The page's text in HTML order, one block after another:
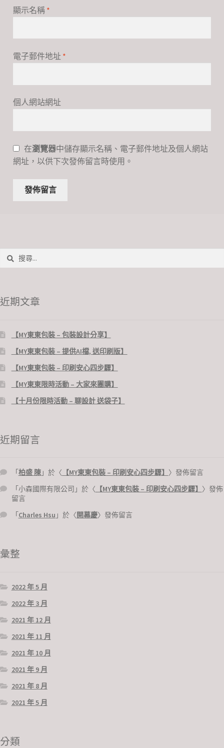
顯示名稱 *
電子郵件地址 *
個人網站網址
在瀏覽器中儲存顯示名稱、電子郵件地址及個人網站
網址，以供下次發佈留言時使用。
近期文章
【MY東東包裝 – 包裝設計分享】
【MY東東包裝 – 提供AI檔, 送印刷版】
【MY東東包裝 – 印刷安心四步驟】
【MY東東限時活動 – 大家來團購】
【十月份限時活動 – 聊設計 送袋子】
近期留言
「柏盛 陳」於〈 【MY東東包裝 – 印刷安心四步驟】 〉發佈留言
「小森國際有限公司 」於〈 【MY東東包裝 – 印刷安心四步驟】 〉發佈
留言
「Charles Hsu 」於〈開幕慶〉發佈留言
彙整
2022 年 5 月
2022 年 3 月
2021 年 12 月
2021 年 11 月
2021 年 10 月
2021 年 9 月
2021 年 8 月
2021 年 5 月
分類